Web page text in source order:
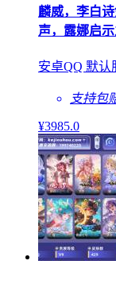
麟威，李白
声，露娜启
安卓QQ 默认
支持包
¥3985.0